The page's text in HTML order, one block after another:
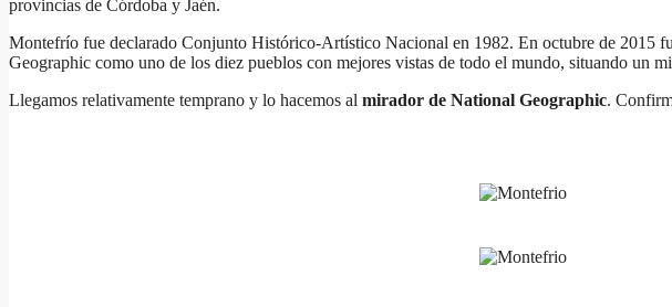
provincias de Córdoba y Jaén.
Montefrío fue declarado Conjunto Histórico-Artístico Nacional en 1982. En octubre de 2015
Geographic como uno de los diez pueblos con mejores vistas de todo el mundo, situando un
Llegamos relativamente temprano y lo hacemos al mirador de National Geographic.